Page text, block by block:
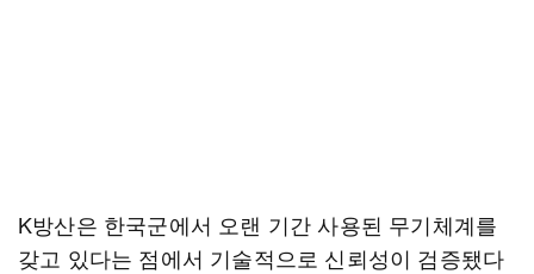
K방산은 한국군에서 오랜 기간 사용된 무기체계를
갖고 있다는 점에서 기술적으로 신뢰성이 검증됐다